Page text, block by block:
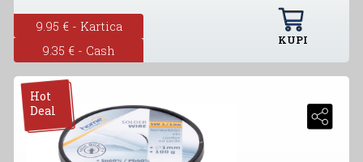
9.95 € - Kartica
9.35 € - Cash
KUPI
Hot
Deal